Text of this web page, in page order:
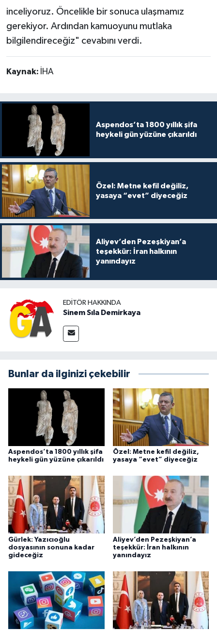
inceliyoruz. Öncelikle bir sonuca ulaşmamız
gerekiyor. Ardından kamuoyunu mutlaka
bilgilendireceğiz" cevabını verdi.
Kaynak: İHA
Aspendos’ta 1800 yıllık şifa
heykeli gün yüzüne çıkarıldı
Özel: Metne kefil değiliz,
yasaya “evet” diyeceğiz
Aliyev’den Pezeşkiyan’a
teşekkür: İran halkının
yanındayız
EDITÖR HAKKINDA
Sinem Sıla Demirkaya
Bunlar da ilginizi çekebilir
Aspendos’ta 1800 yıllık şifa
heykeli gün yüzüne çıkarıldı
Özel: Metne kefil değiliz,
yasaya “evet” diyeceğiz
Gürlek: Yazıcıoğlu
dosyasının sonuna kadar
gideceğiz
Aliyev’den Pezeşkiyan’a
teşekkür: İran halkının
yanındayız